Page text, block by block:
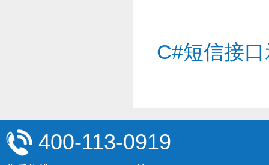
C#短信接
400-113-0919